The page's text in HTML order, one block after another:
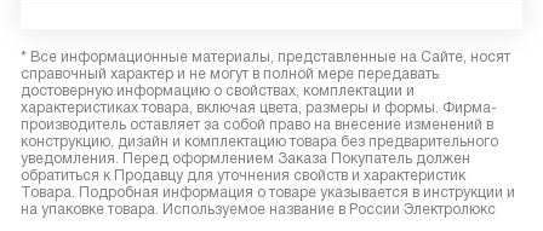
* Все информационные материалы, представленные на Сайте, носят
справочный характер и не могут в полной мере передавать
достоверную информацию о свойствах, комплектации и
характеристиках товара, включая цвета, размеры и формы. Фирма-
производитель оставляет за собой право на внесение изменений в
конструкцию, дизайн и комплектацию товара без предварительного
уведомления. Перед оформлением Заказа Покупатель должен
обратиться к Продавцу для уточнения свойств и характеристик
Товара. Подробная информация о товаре указывается в инструкции и
на упаковке товара. Используемое название в России Электролюкс